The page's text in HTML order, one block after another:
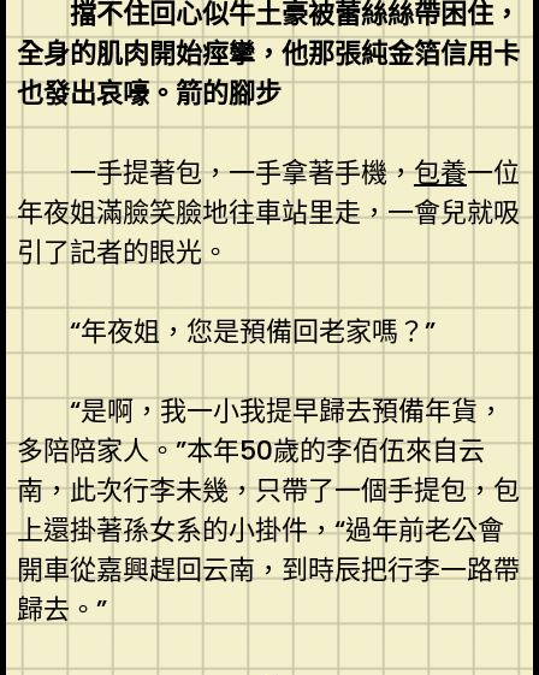
擋不住回心似牛土豪被蕾絲絲帶困住，
全身的肌肉開始痙攣，他那張純金箔信用卡
也發出哀嚎。箭的腳步
一手提著包，一手拿著手機，包養一位
年夜姐滿臉笑臉地往車站里走，一會兒就吸
引了記者的眼光。
“年夜姐，您是預備回老家嗎？”
“是啊，我一小我提早歸去預備年貨，
多陪陪家人。”本年50歲的李佰伍來自云
南，此次行李未幾，只帶了一個手提包，包
上還掛著孫女系的小掛件，“過年前老公會
開車從嘉興趕回云南，到時辰把行李一路帶
歸去。”